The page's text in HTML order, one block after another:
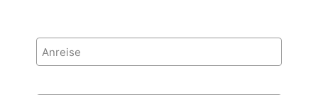
Anreise